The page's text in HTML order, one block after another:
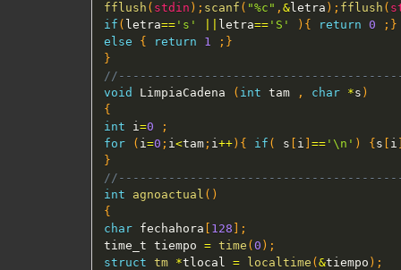
fflush ( stdin ) ; scanf ( "%c" , & letra ) ; fflush (
if ( letra== 's' letra== 'S' ) { return 0 ; }
else
{ return 1 ; }
}
void
LimpiaCadena ( int tam , char *s )
{
int i=0
;
for
( i=0 ; i<tam ; i++ ) { if ( s i == '\n' ) { s i
}
int
agnoactual ( )
{
char fechahora 128
;
time_t tiempo = time ( 0 ) ;
struct tm *tlocal = localtime ( &tiempo ) ;